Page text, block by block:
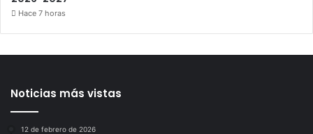
Hace 7 horas
Noticias más vistas
12 de febrero de 2026